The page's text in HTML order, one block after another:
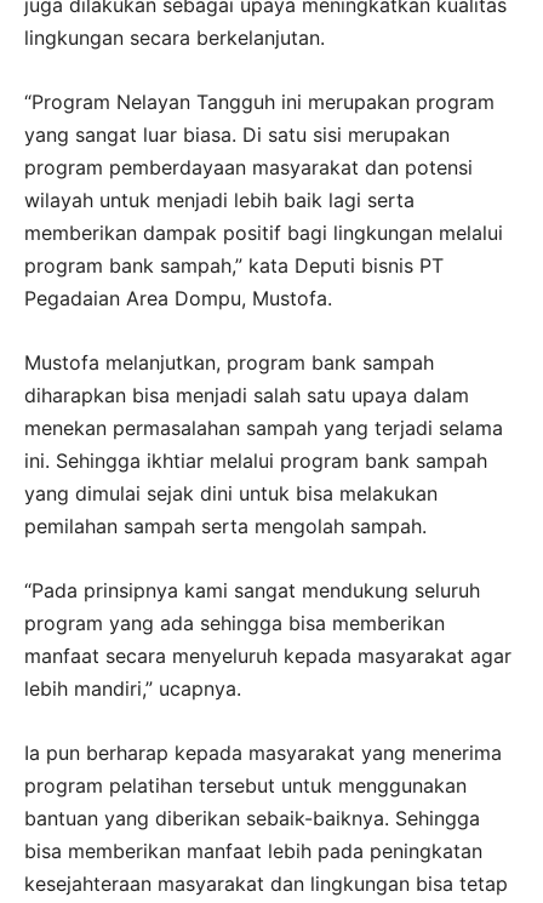
juga dilakukan sebagai upaya meningkatkan kualitas
lingkungan secara berkelanjutan.
“Program Nelayan Tangguh ini merupakan program
yang sangat luar biasa. Di satu sisi merupakan
program pemberdayaan masyarakat dan potensi
wilayah untuk menjadi lebih baik lagi serta
memberikan dampak positif bagi lingkungan melalui
program bank sampah,” kata Deputi bisnis PT
Pegadaian Area Dompu, Mustofa.
Mustofa melanjutkan, program bank sampah
diharapkan bisa menjadi salah satu upaya dalam
menekan permasalahan sampah yang terjadi selama
ini. Sehingga ikhtiar melalui program bank sampah
yang dimulai sejak dini untuk bisa melakukan
pemilahan sampah serta mengolah sampah.
“Pada prinsipnya kami sangat mendukung seluruh
program yang ada sehingga bisa memberikan
manfaat secara menyeluruh kepada masyarakat agar
lebih mandiri,” ucapnya.
Ia pun berharap kepada masyarakat yang menerima
program pelatihan tersebut untuk menggunakan
bantuan yang diberikan sebaik-baiknya. Sehingga
bisa memberikan manfaat lebih pada peningkatan
kesejahteraan masyarakat dan lingkungan bisa tetap